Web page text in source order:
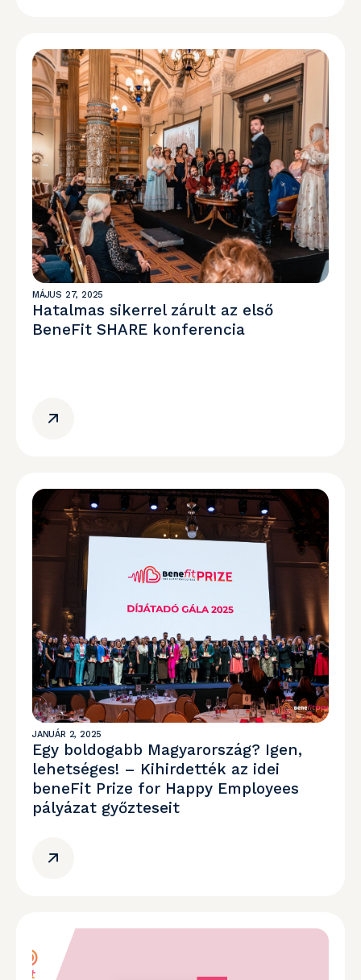
MÁJUS 27, 2025
Hatalmas sikerrel zárult az első
BeneFit SHARE konferencia
JANUÁR 2, 2025
Egy boldogabb Magyarország? Igen,
lehetséges! – Kihirdették az idei
beneFit Prize for Happy Employees
pályázat győzteseit